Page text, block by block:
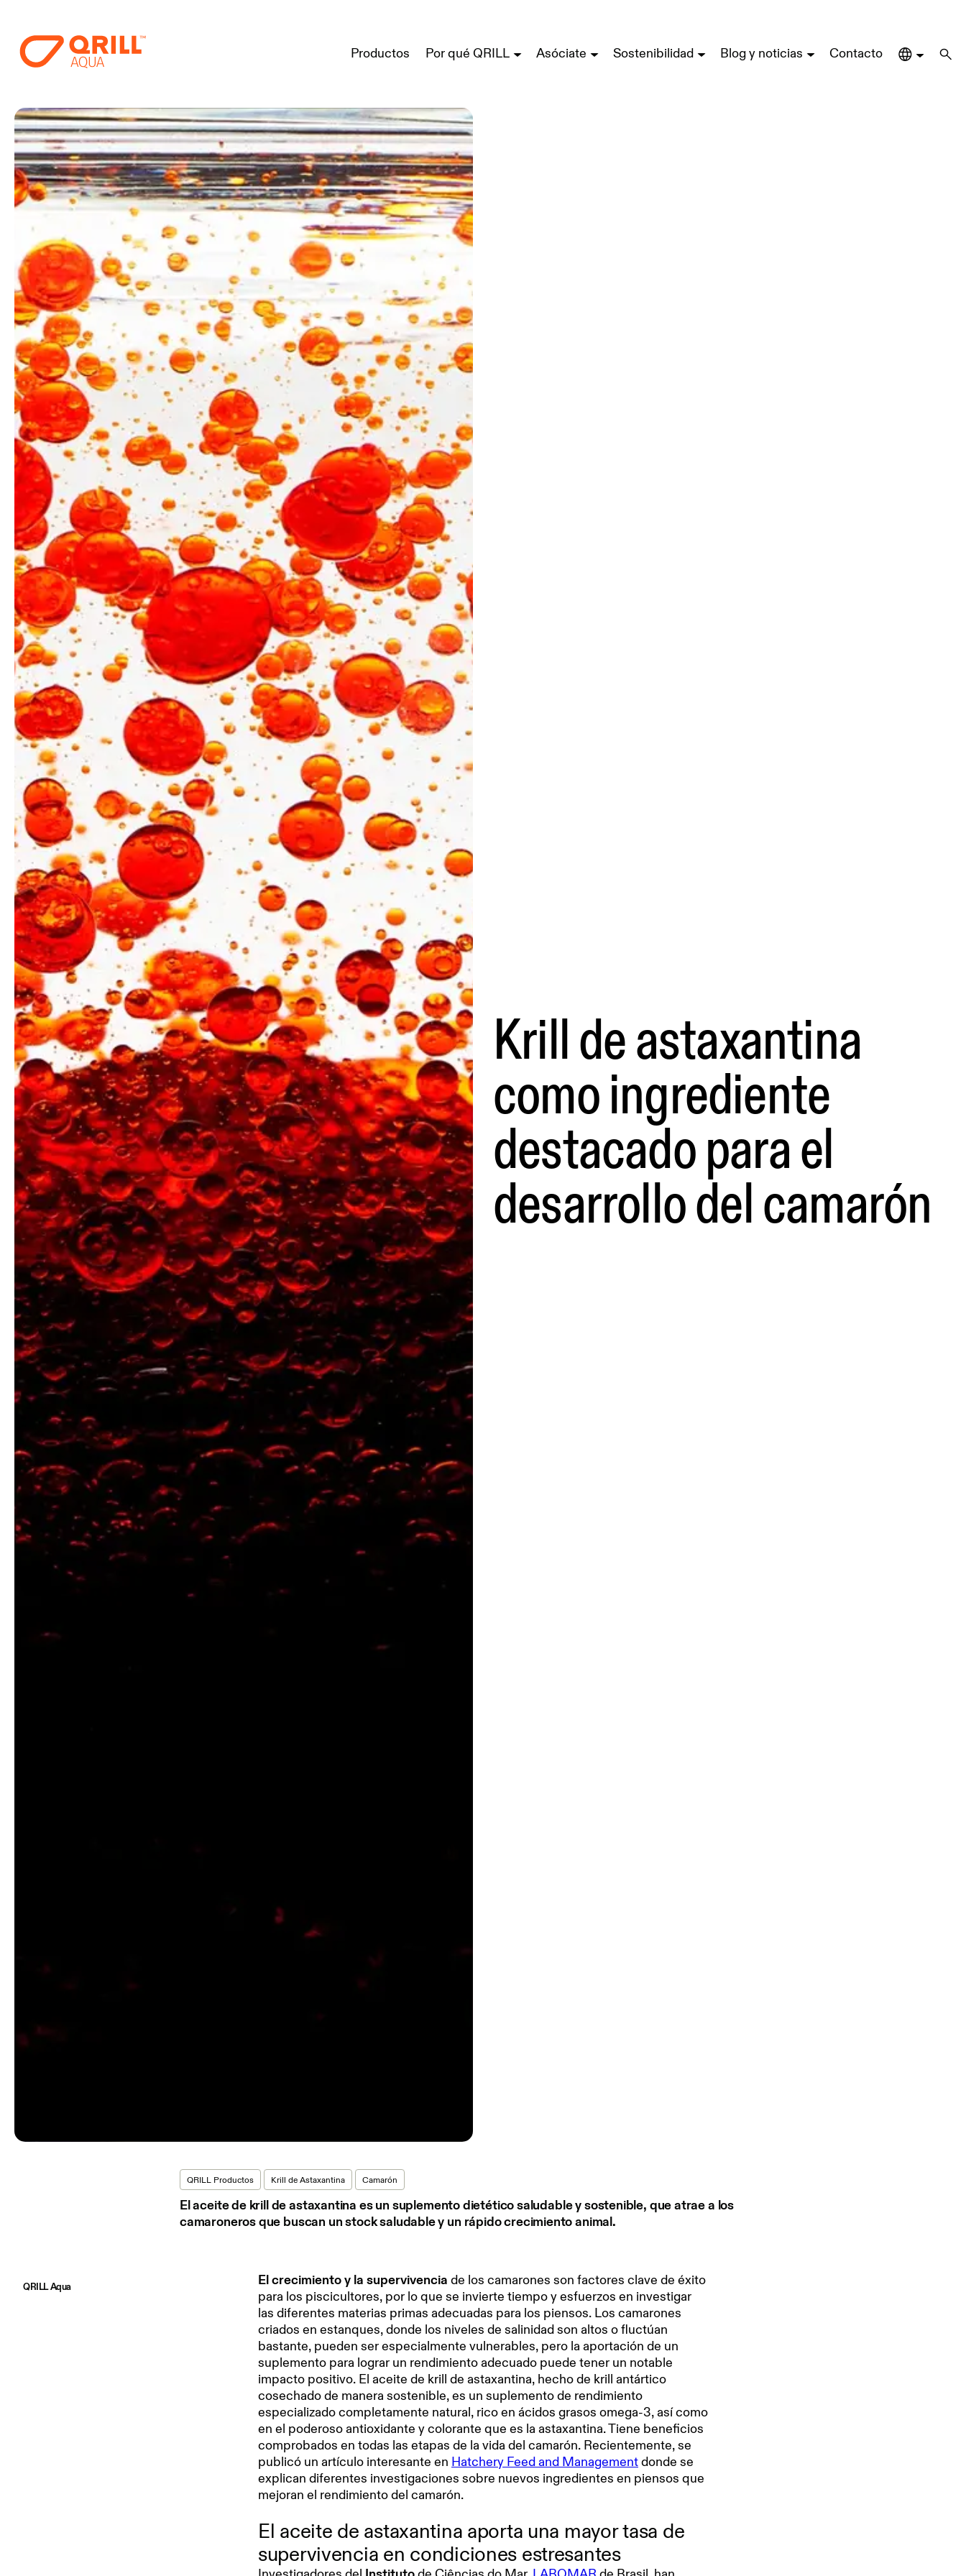
Productos Por qué QRILL Asóciate Sostenibilidad Blog y noticias Contacto
Krill de astaxantina
como ingrediente
destacado para el
desarrollo del camarón
QRILL Productos Krill de Astaxantina Camarón
El aceite de krill de astaxantina es un suplemento dietético saludable y sostenible, que atrae a los
camaroneros que buscan un stock saludable y un rápido crecimiento animal.
QRILL Aqua El crecimiento y la supervivencia de los camarones son factores clave de éxito
para los piscicultores, por lo que se invierte tiempo y esfuerzos en investigar
las diferentes materias primas adecuadas para los piensos. Los camarones
criados en estanques, donde los niveles de salinidad son altos o fluctúan
bastante, pueden ser especialmente vulnerables, pero la aportación de un
suplemento para lograr un rendimiento adecuado puede tener un notable
impacto positivo. El aceite de krill de astaxantina, hecho de krill antártico
cosechado de manera sostenible, es un suplemento de rendimiento
especializado completamente natural, rico en ácidos grasos omega-3, así como
en el poderoso antioxidante y colorante que es la astaxantina. Tiene beneficios
comprobados en todas las etapas de la vida del camarón. Recientemente, se
publicó un artículo interesante en Hatchery Feed and Managementdonde se
explican diferentes investigaciones sobre nuevos ingredientes en piensos que
mejoran el rendimiento del camarón.
El aceite de astaxantina aporta una mayor tasa de
supervivencia en condiciones estresantes